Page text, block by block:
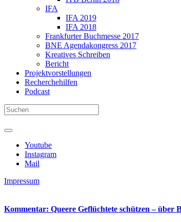
IFA
IFA 2019
IFA 2018
Frankfurter Buchmesse 2017
BNE Agendakongress 2017
Kreatives Schreiben
Bericht
Projektvorstellungen
Recherchehilfen
Podcast
Youtube
Instagram
Mail
Impressum
Kommentar: Queere Geflüchtete schützen – über